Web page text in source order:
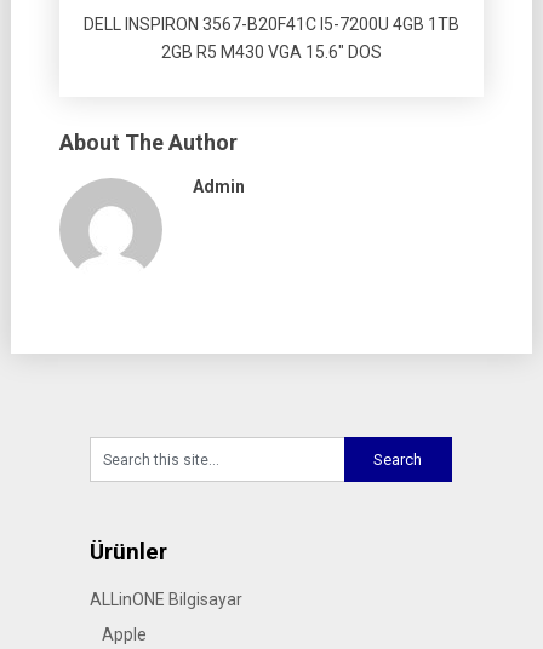
DELL INSPIRON 3567-B20F41C I5-7200U 4GB 1TB
2GB R5 M430 VGA 15.6″ DOS
About The Author
Admin
Ürünler
ALLinONE Bilgisayar
Apple